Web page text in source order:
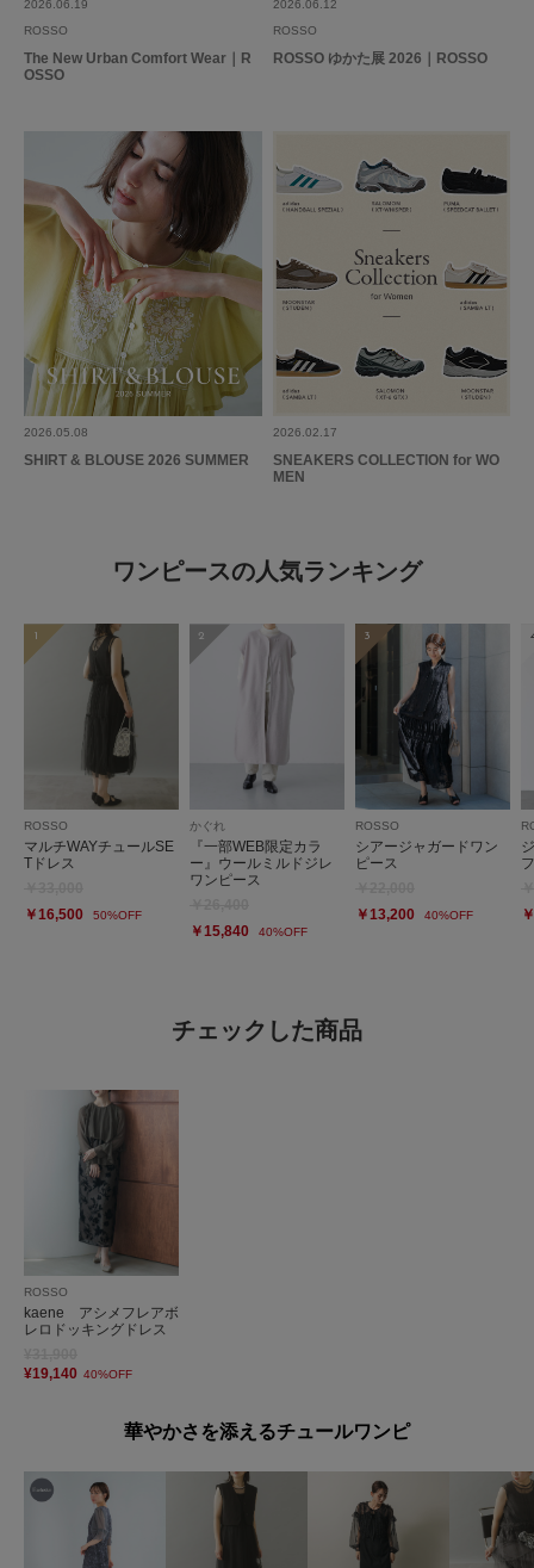
2026.06.19
ROSSO
The New Urban Comfort Wear｜R
OSSO
2026.06.12
ROSSO
ROSSO ゆかた展 2026｜ROSSO
2026.05.08
SHIRT & BLOUSE 2026 SUMMER
2026.02.17
SNEAKERS COLLECTION for WO
MEN
ワンピースの人気ランキング
1
ROSSO
マルチWAYチュールSE
Tドレス
￥16,500
50%OFF
2
かぐれ
『一部WEB限定カラ
ー』ウールミルドジレ
ワンピース
￥15,840
40%OFF
3
ROSSO
シアージャガードワン
ピース
￥13,200
40%OFF
チェックした商品
ROSSO
kaene アシメフレアボ
レロドッキングドレス
¥19,140 40%OFF
華やかさを添えるチュールワンピ